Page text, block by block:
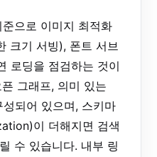
으로 이미지 최적화
크기 서빙), 폰트 서브
로딩을 점검하는 것이
그래프, 의미 있는
되어 있으며, 스키마
이 더해지면 검색
수 있습니다. 내부 링